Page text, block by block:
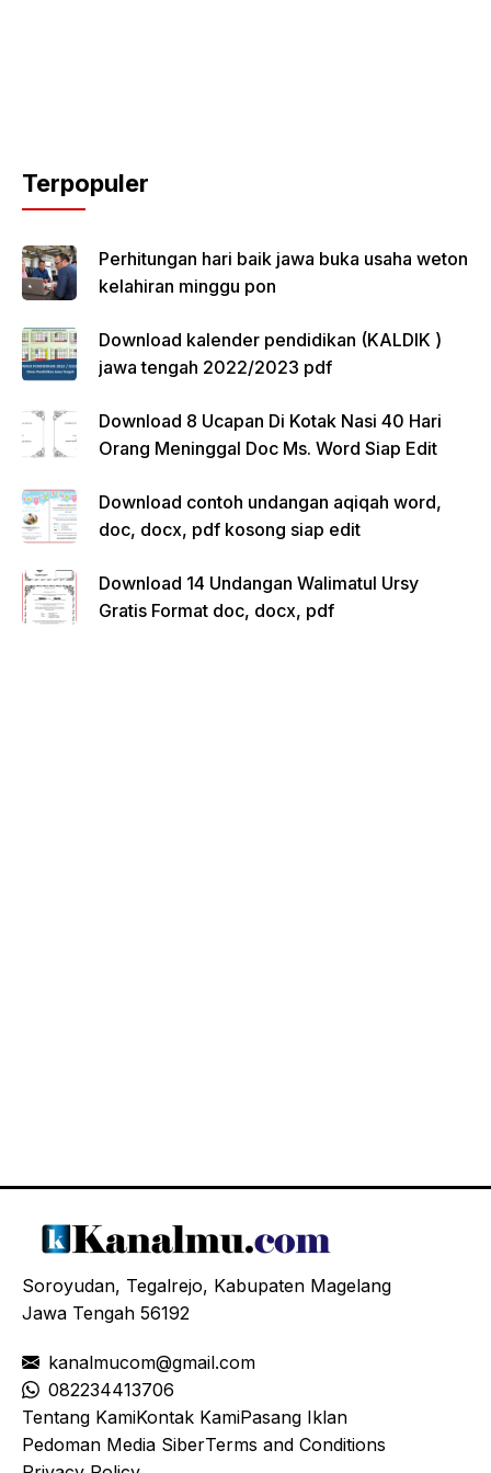
Terpopuler
Perhitungan hari baik jawa buka usaha weton
kelahiran minggu pon
Download kalender pendidikan (KALDIK )
jawa tengah 2022/2023 pdf
Download 8 Ucapan Di Kotak Nasi 40 Hari
Orang Meninggal Doc Ms. Word Siap Edit
Download contoh undangan aqiqah word,
doc, docx, pdf kosong siap edit
Download 14 Undangan Walimatul Ursy
Gratis Format doc, docx, pdf
Soroyudan, Tegalrejo, Kabupaten Magelang
Jawa Tengah 56192
kanalmucom@gmail.com
082234413706
Tentang KamiKontak KamiPasang Iklan
Pedoman Media SiberTerms and Conditions